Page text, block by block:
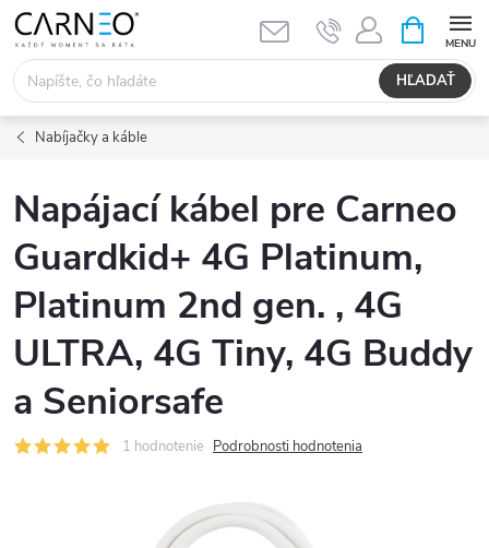
Prejsť
obsah
HĽADAŤ
KOŠÍK
Nabíjačky a káble
Napájací kábel pre Carneo
Guardkid+ 4G Platinum,
Platinum 2nd gen. , 4G
ULTRA, 4G Tiny, 4G Buddy
a Seniorsafe
1 hodnotenie Podrobnosti hodnotenia